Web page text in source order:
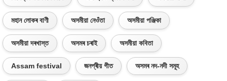
মহান লোকৰ বাণী অসমীয়া নেওঁতা অসমীয়া পঞ্জিকা
অসমীয়া দৰখাস্ত অসমৰ চৰাই অসমীয়া কবিতা
Assam festival জনপ্ৰীয় গীত অসমৰ নদ-নদী সমূহ